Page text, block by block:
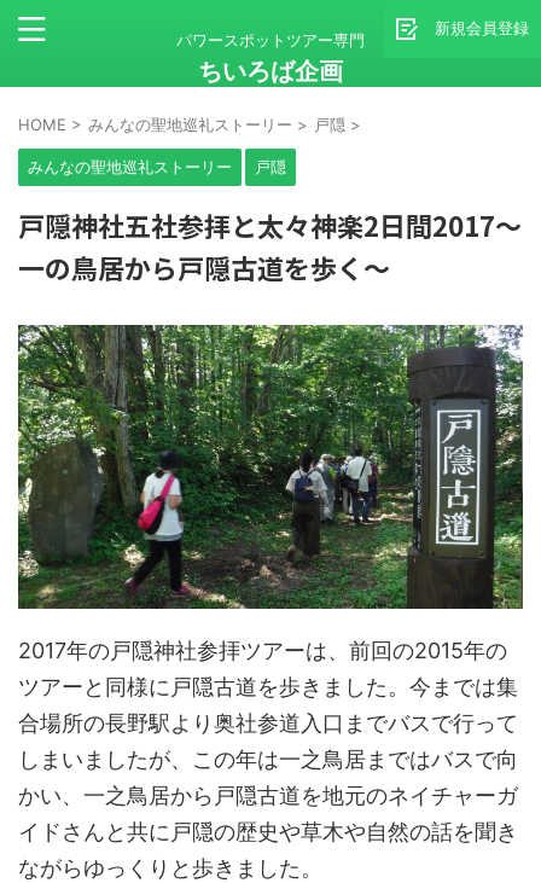
新規会員登録
パワースポットツアー専門
ちいろば企画
HOME > みんなの聖地巡礼ストーリー > 戸隠 >
みんなの聖地巡礼ストーリー 戸隠
戸隠神社五社参拝と太々神楽2日間2017～
一の鳥居から戸隠古道を歩く～
2017年の戸隠神社参拝ツアーは、前回の2015年の
ツアーと同様に戸隠古道を歩きました。今までは集
合場所の長野駅より奥社参道入口までバスで行って
しまいましたが、この年は一之鳥居まではバスで向
かい、一之鳥居から戸隠古道を地元のネイチャーガ
イドさんと共に戸隠の歴史や草木や自然の話を聞き
ながらゆっくりと歩きました。